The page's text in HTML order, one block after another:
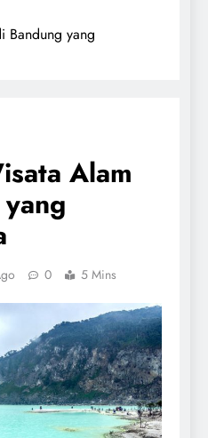
Bandung yang
Alam
0 5 Mins